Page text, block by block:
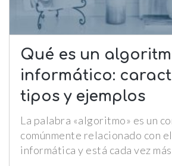
Qué es un
informático:
tipos y ejemplos
La palabra «algoritmo» es un
comúnmente relacionado con
informática y está cada vez
la